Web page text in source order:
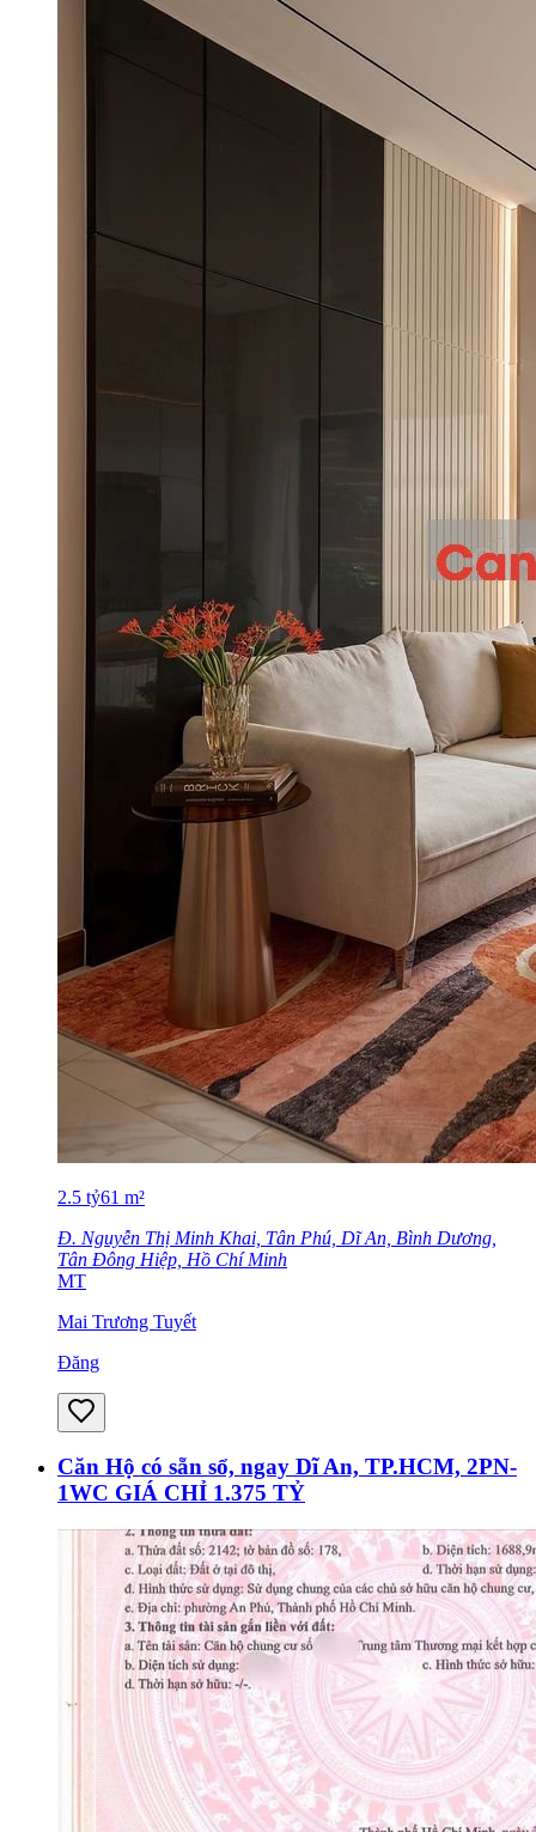
2.5 tỷ61 m²
Đ. Nguyễn Thị Minh Khai, Tân Phú, Dĩ An, Bình Dương,
Tân Đông Hiệp, Hồ Chí Minh
MT
Mai Trương Tuyết
Đăng
Căn Hộ có sẵn sổ, ngay Dĩ An, TP.HCM, 2PN-
1WC GIÁ CHỈ 1.375 TỶ